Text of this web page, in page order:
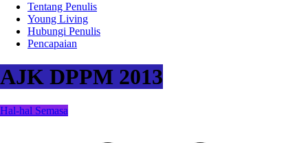
Tentang Penulis
Young Living
Hubungi Penulis
Pencapaian
AJK DPPM 2013
Hal-hal Semasa